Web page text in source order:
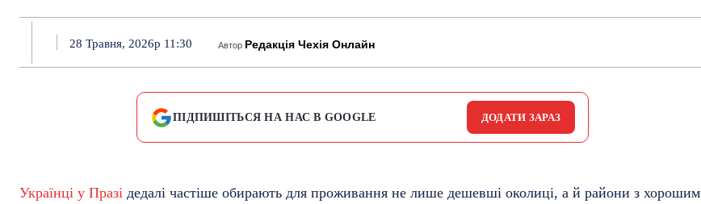
28 Травня, 2026р 11:30 Автор Редакція Чехія Онлайн
ПІДПИШІТЬСЯ НА НАС В GOOGLE ДОДАТИ ЗАРАЗ
Українці у Празі дедалі частіше обирають для проживання не лише дешевші околиці, а й райони з хорошим